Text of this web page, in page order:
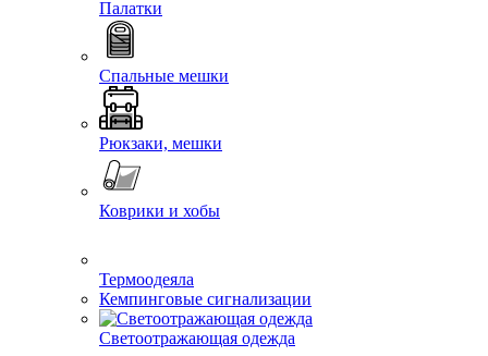
Палатки
Спальные мешки
Рюкзаки, мешки
Коврики и хобы
Термоодеяла
Кемпинговые сигнализации
Светоотражающая одежда